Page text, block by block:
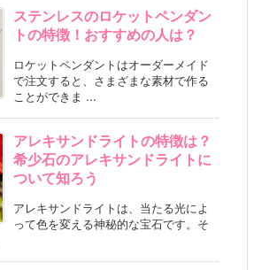
ステンレスのロケットペンダン
トの特徴！おすすめの人は？
ロケットペンダントはオーダーメイド
で注文すると、さまざまな素材で作る
ことができま ...
アレキサンドライトの特徴は？
希少石のアレキサンドライトに
ついて知ろう
アレキサンドライトは、当たる光によ
って色を変える神秘的な宝石です。そ